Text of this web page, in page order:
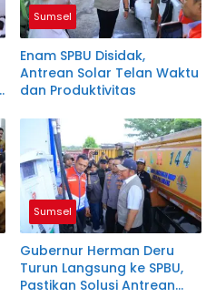
Sumsel
Enam SPBU Disidak,
Antrean Solar Telan Waktu
dan Produktivitas
Sumsel
Gubernur Herman Deru
Turun Langsung ke SPBU,
Pastikan Solusi Antrean